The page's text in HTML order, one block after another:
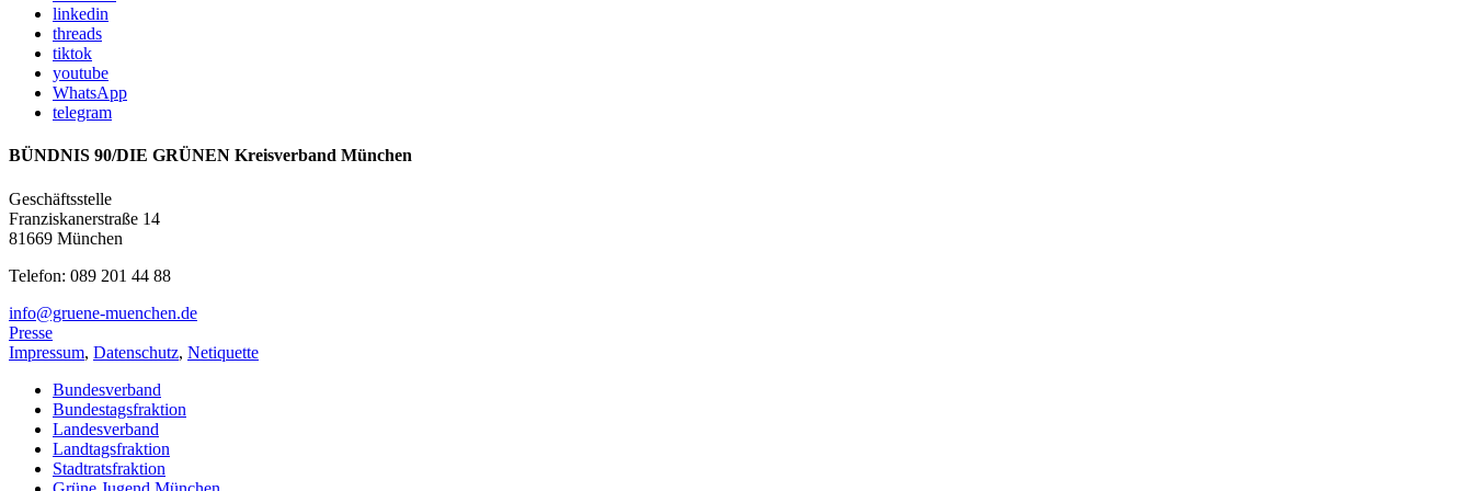
linkedin
threads
tiktok
youtube
WhatsApp
telegram
BÜNDNIS 90/DIE GRÜNEN Kreisverband München
Geschäftsstelle
Franziskanerstraße 14
81669 München
Telefon: 089 201 44 88
info@gruene-muenchen.de
Presse
Impressum, Datenschutz, Netiquette
Bundesverband
Bundestagsfraktion
Landesverband
Landtagsfraktion
Stadtratsfraktion